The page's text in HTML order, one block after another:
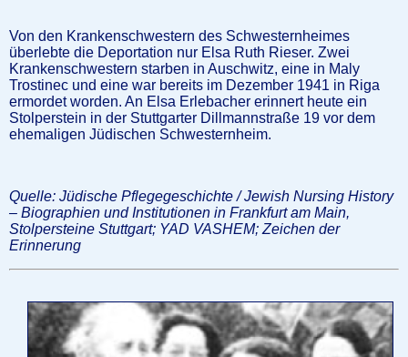
Von den Krankenschwestern des Schwesternheimes
überlebte die Deportation nur Elsa Ruth Rieser. Zwei
Krankenschwestern starben in Auschwitz, eine in Maly
Trostinec und eine war bereits im Dezember 1941 in Riga
ermordet worden. An Elsa Erlebacher erinnert heute ein
Stolperstein in der Stuttgarter Dillmannstraße 19 vor dem
ehemaligen Jüdischen Schwesternheim.
Quelle: Jüdische Pflegegeschichte / Jewish Nursing History
– Biographien und Institutionen in Frankfurt am Main,
Stolpersteine Stuttgart; YAD VASHEM; Zeichen der
Erinnerung